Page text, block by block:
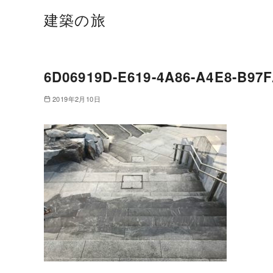
建築の旅
6D06919D-E619-4A86-A4E8-
2019年2月10日